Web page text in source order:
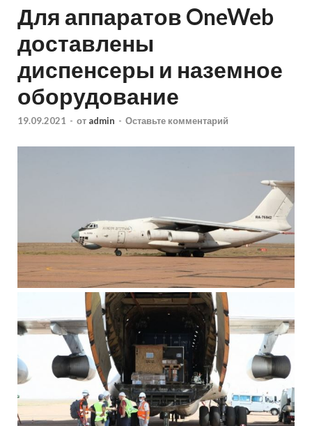
Для аппаратов OneWeb
доставлены
диспенсеры и наземное
оборудование
19.09.2021 - от admin - Оставьте комментарий